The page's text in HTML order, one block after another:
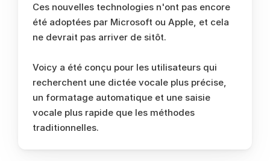
Ces nouvelles technologies n'ont pas encore
été adoptées par Microsoft ou Apple, et cela
ne devrait pas arriver de sitôt.
Voicy a été conçu pour les utilisateurs qui
recherchent une dictée vocale plus précise,
un formatage automatique et une saisie
vocale plus rapide que les méthodes
traditionnelles.